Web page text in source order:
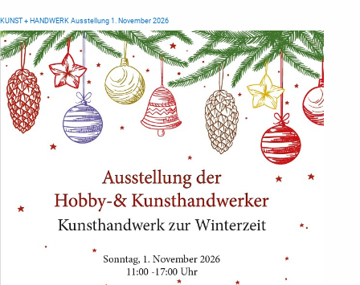
KUNST + HANDWERK Ausstellung 1. November 2026